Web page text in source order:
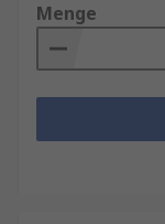
Menge